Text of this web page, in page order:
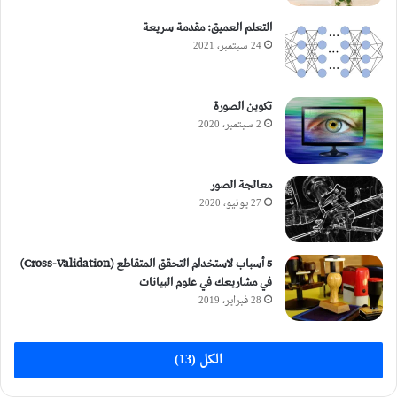
التعلم العميق: مقدمة سريعة
24 سبتمبر، 2021
تكوين الصورة
2 سبتمبر، 2020
معالجة الصور
27 يونيو، 2020
5 أسباب لاستخدام التحقق المتقاطع (Cross-Validation)
في مشاريعك في علوم البيانات
28 فبراير، 2019
الكل (13)